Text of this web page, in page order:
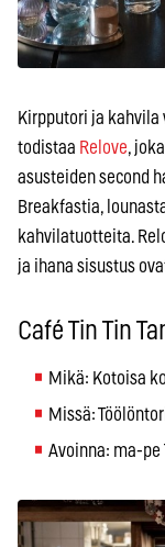
Kirpputori ja kahvila
todistaa Relove,
asusteiden second
Breakfastia,
kahvilatuotteita.
ja ihana sisustus
Café Tin Tin
Mikä: Kotoisa
Missä:
Avoinna: ma-pe